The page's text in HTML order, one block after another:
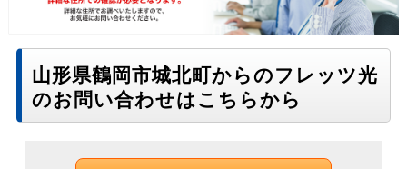
山形県鶴岡市城北町からのフレッツ光
のお問い合わせはこちらから